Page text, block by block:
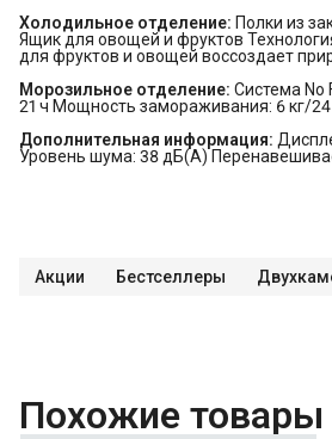
Холодильное отделение: Полки из
Ящик для овощей и фруктов
для фруктов и овощей воссоздает
Морозильное отделение: Система No
21 ч Мощность замораживания: 6 кг/
Дополнительная информация:
Уровень шума: 38 дБ(А)
Акции Бестселлеры
Похожие товары